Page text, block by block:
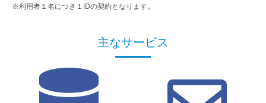
※利用者１名につき１IDの契約となります。
主なサービス